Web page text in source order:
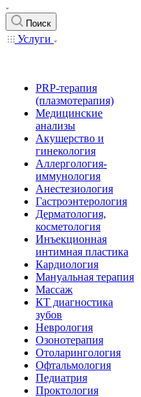
Поиск
Услуги
PRP-терапия
(плазмотерапия)
Медицинские
анализы
Акушерство и
гинекология
Аллергология-
иммунология
Анестезиология
Гастроэнтерология
Дерматология,
косметология
Инъекционная
интимная пластика
Кардиология
Мануальная терапия
Массаж
КТ диагностика
зубов
Неврология
Озонотерапия
Отоларингология
Офтальмология
Педиатрия
Проктология